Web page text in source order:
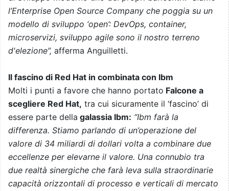
l’Enterprise Open Source Company che poggia su un
modello di sviluppo ‘open’: DevOps, container,
microservizi, sviluppo agile sono il nostro terreno
d'elezione”, afferma Anguilletti.
Il fascino di Red Hat in combinata con Ibm
Molti i punti a favore che hanno portato Falcone a
scegliere Red Hat, tra cui sicuramente il ‘fascino’ di
essere parte della galassia Ibm: “Ibm farà la
differenza. Stiamo parlando di un’operazione del
valore di 34 miliardi di dollari volta a combinare due
eccellenze per elevarne il valore. Una connubio tra
due realtà sinergiche che farà leva sulla straordinarie
capacità orizzontali di processo e verticali di mercato